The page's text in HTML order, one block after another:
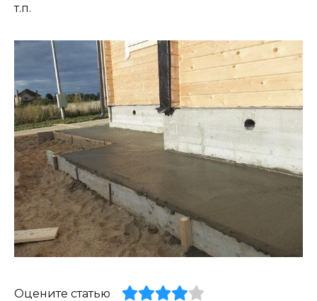
т.п.
Оцените статью